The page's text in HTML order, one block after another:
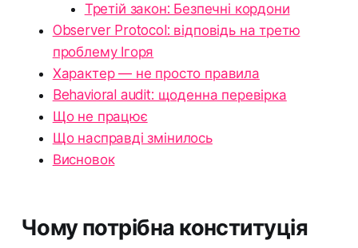
Третій закон: Безпечні кордони
Observer Protocol: відповідь на третю
проблему Ігоря
Характер — не просто правила
Behavioral audit: щоденна перевірка
Що не працює
Що насправді змінилось
Висновок
Чому потрібна конституція